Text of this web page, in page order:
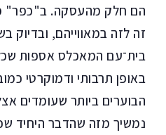
הם חלק מהעסקה. ב"כפר"
זה לזה במאווייהם, ובדיוק
בית־עם המאכלס אספות
באופן תרבותי ודמוקרטי
הבוערים ביותר שעומדים
נמשיך מזה שהדבר היחיד